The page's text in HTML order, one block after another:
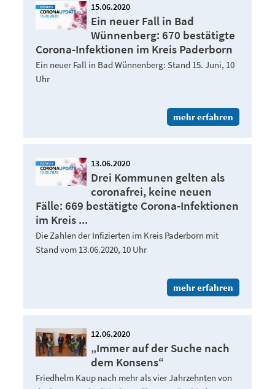
15.06.2020
Ein neuer Fall in Bad
Wünnenberg: 670 bestätigte
Corona-Infektionen im Kreis Paderborn
Ein neuer Fall in Bad Wünnenberg: Stand 15. Juni, 10
Uhr
mehr erfahren
13.06.2020
Drei Kommunen gelten als
coronafrei, keine neuen
Fälle: 669 bestätigte Corona-Infektionen
im Kreis ...
Die Zahlen der Infizierten im Kreis Paderborn mit
Stand vom 13.06.2020, 10 Uhr
mehr erfahren
12.06.2020
„Immer auf der Suche nach
dem Konsens“
Friedhelm Kaup nach mehr als vier Jahrzehnten von